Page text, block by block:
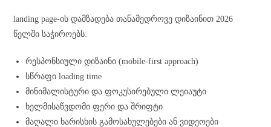
landing page-ის დამზადება თანამედროვე დიზაინით 2026
წელში საჭიროებს:
რესპონსიული დიზაინი (mobile-first approach)
სწრაფი loading time
მინიმალისტური და ფოკუსირებული ლეიაუტი
ხელმისაწვდომი ფერი და შრიფტი
მაღალი ხარისხის გამოსახულებები ან ვიდეოები